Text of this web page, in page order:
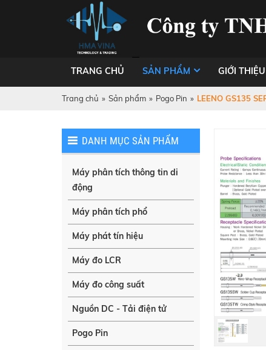
TRANG CHỦ SẢN PHẨM GIỚI THIỆU
Trang chủ » Sản phẩm » Pogo Pin » LEENO GS135
DANH MỤC SẢN PHẨM
Máy phân tích thông tin di
động
Máy phân tích phổ
Máy phát tín hiệu
Máy đo LCR
Máy đo công suất
Nguồn DC - Tải điện tử
Pogo Pin